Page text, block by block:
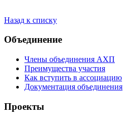
Назад к списку
Объединение
Члены объединения АХП
Преимущества участия
Как вступить в ассоциацию
Документация объединения
Проекты